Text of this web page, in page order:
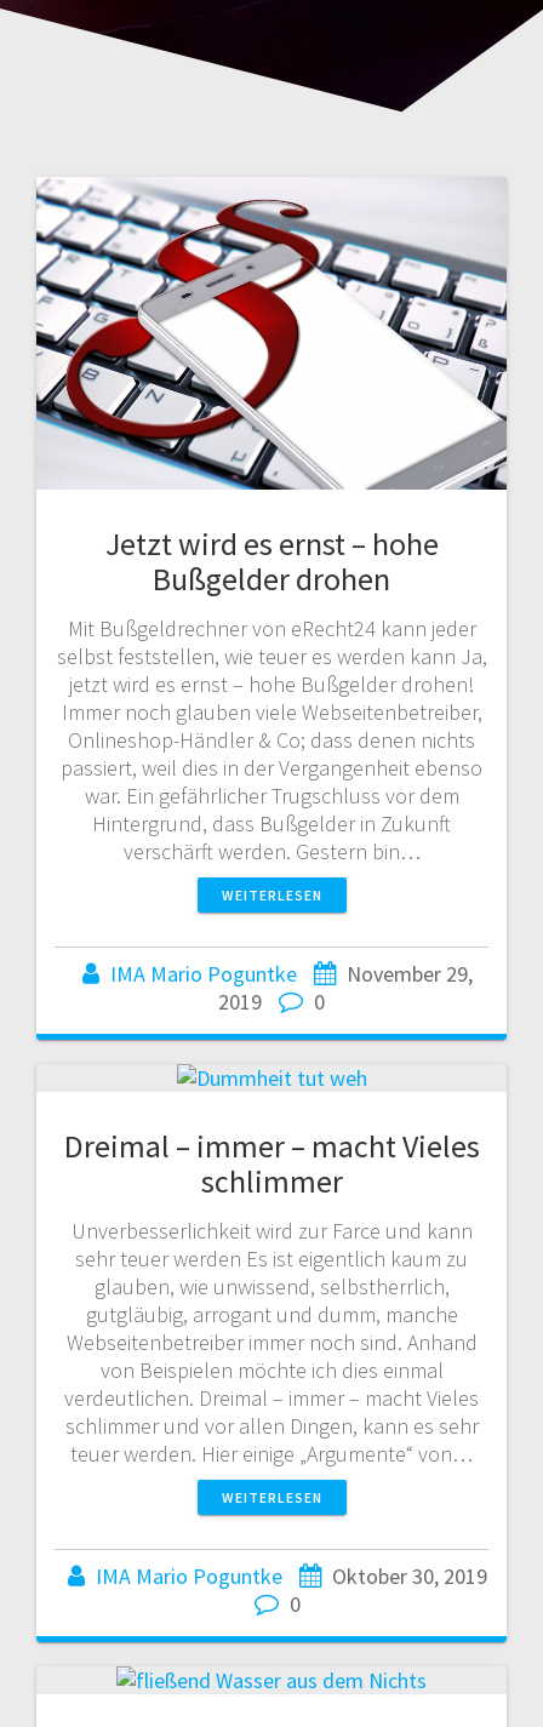
Jetzt wird es ernst – hohe
Bußgelder drohen
Mit Bußgeldrechner von eRecht24 kann jeder
selbst feststellen, wie teuer es werden kann Ja,
jetzt wird es ernst – hohe Bußgelder drohen!
Immer noch glauben viele Webseitenbetreiber,
Onlineshop-Händler & Co; dass denen nichts
passiert, weil dies in der Vergangenheit ebenso
war. Ein gefährlicher Trugschluss vor dem
Hintergrund, dass Bußgelder in Zukunft
verschärft werden. Gestern bin…
WEITERLESEN
IMA Mario Poguntke
November 29,
2019
0
Dreimal – immer – macht Vieles
schlimmer
Unverbesserlichkeit wird zur Farce und kann
sehr teuer werden Es ist eigentlich kaum zu
glauben, wie unwissend, selbstherrlich,
gutgläubig, arrogant und dumm, manche
Webseitenbetreiber immer noch sind. Anhand
von Beispielen möchte ich dies einmal
verdeutlichen. Dreimal – immer – macht Vieles
schlimmer und vor allen Dingen, kann es sehr
teuer werden. Hier einige „Argumente“ von…
WEITERLESEN
IMA Mario Poguntke
Oktober 30, 2019
0